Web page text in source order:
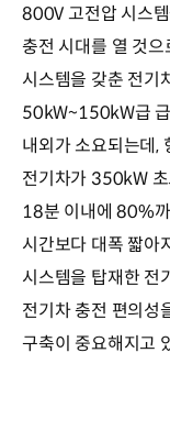
800V 고전압 시스
충전 시대를 열 것
시스템을 갖춘 전기
50kW~150kW급
내외가 소요되는데,
전기차가 350kW
18분 이내에 80%
시간보다 대폭 짧아
시스템을 탑재한 전
전기차 충전 편의성
구축이 중요해지고